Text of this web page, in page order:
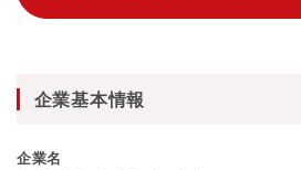
企業基本情報
企業名